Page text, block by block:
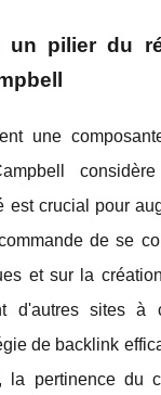
un pilier du
une
est crucial pour
de se
et sur la
d'autres sites à
de backlink
la pertinence du